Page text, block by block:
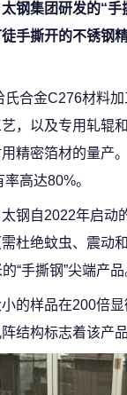
太钢集团研发的“
手撕开的不锈钢
合金C276材料
，以及专用轧辊
精密箔材的量产
高达80%。
钢自2022年启动
杜绝蚊虫、震动
“手撕钢”尖端产
的样品在200倍
结构标志着该产